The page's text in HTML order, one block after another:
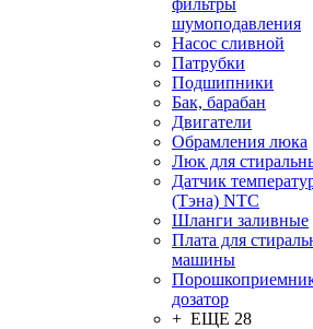
фильтры
шумоподавления
Насос сливной
Патрубки
Подшипники
Бак, барабан
Двигатели
Обрамления люка
Люк для
Датчик
(Тэна) NTC
Шланги заливные
Плата для
машины
дозатор
+ ЕЩЕ 28